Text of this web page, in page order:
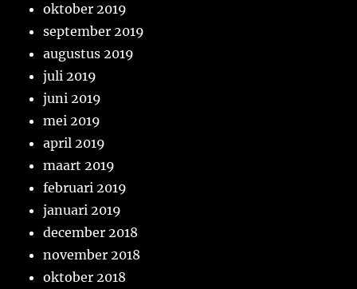
oktober 2019
september 2019
augustus 2019
juli 2019
juni 2019
mei 2019
april 2019
maart 2019
februari 2019
januari 2019
december 2018
november 2018
oktober 2018